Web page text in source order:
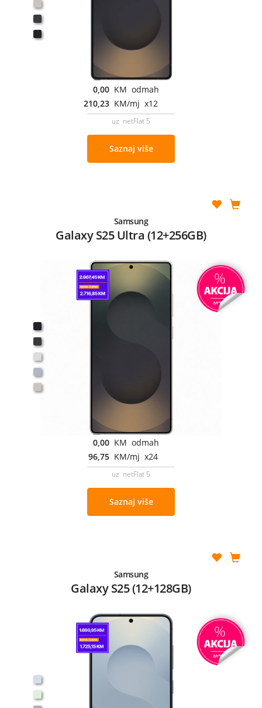
0,00 KM odmah
210,23 KM/mj x12
uz netFlat 5
Saznaj više
Samsung
Galaxy S25 Ultra (12+256GB)
0,00 KM odmah
96,75 KM/mj x24
uz netFlat 5
Saznaj više
Samsung
Galaxy S25 (12+128GB)